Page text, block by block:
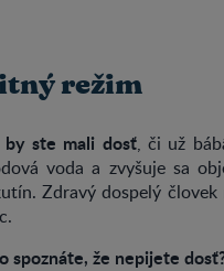
režim
by ste mali dosť, či už
voda a zvyšuje sa
Zdravý dospelý
spoznáte, že nepijete